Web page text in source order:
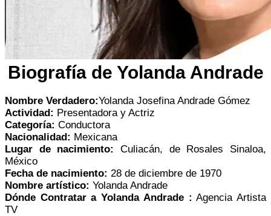
Biografía de Yolanda Andrade
Nombre Verdadero:Yolanda Josefina Andrade Gómez
Actividad: Presentadora y Actriz
Categoría: Conductora
Nacionalidad: Mexicana
Lugar de nacimiento: Culiacán, de Rosales Sinaloa,
México
Fecha de nacimiento: 28 de diciembre de 1970
Nombre artístico: Yolanda Andrade
Dónde Contratar a Yolanda Andrade : Agencia Artista
TV